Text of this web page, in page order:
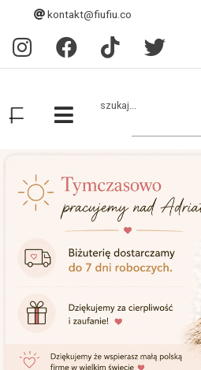
kontakt@fiufiu.co
szukaj...